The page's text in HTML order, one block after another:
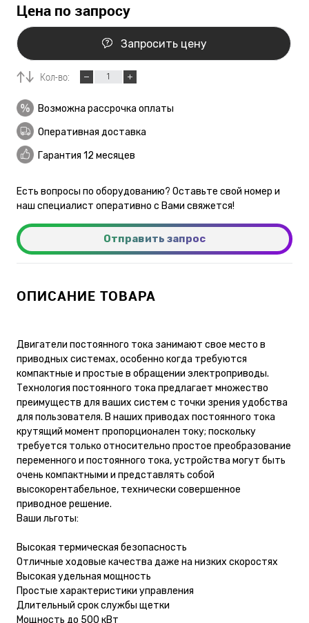
Цена по запросу
Запросить цену
Кол-во:
Возможна рассрочка оплаты
Оперативная доставка
Гарантия 12 месяцев
Есть вопросы по оборудованию? Оставьте свой номер и
наш специалист оперативно с Вами свяжется!
Отправить запрос
ОПИСАНИЕ ТОВАРА
Двигатели постоянного тока занимают свое место в
приводных системах, особенно когда требуются
компактные и простые в обращении электроприводы.
Технология постоянного тока предлагает множество
преимуществ для ваших систем с точки зрения удобства
для пользователя. В наших приводах постоянного тока
крутящий момент пропорционален току; поскольку
требуется только относительно простое преобразование
переменного и постоянного тока, устройства могут быть
очень компактными и представлять собой
высокорентабельное, технически совершенное
приводное решение.
Ваши льготы:
Высокая термическая безопасность
Отличные ходовые качества даже на низких скоростях
Высокая удельная мощность
Простые характеристики управления
Длительный срок службы щетки
Мощность до 500 кВт